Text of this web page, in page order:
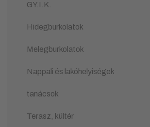
GY.I.K.
Hidegburkolatok
Melegburkolatok
Nappali és lakóhelyiségek
tanácsok
Terasz, kültér